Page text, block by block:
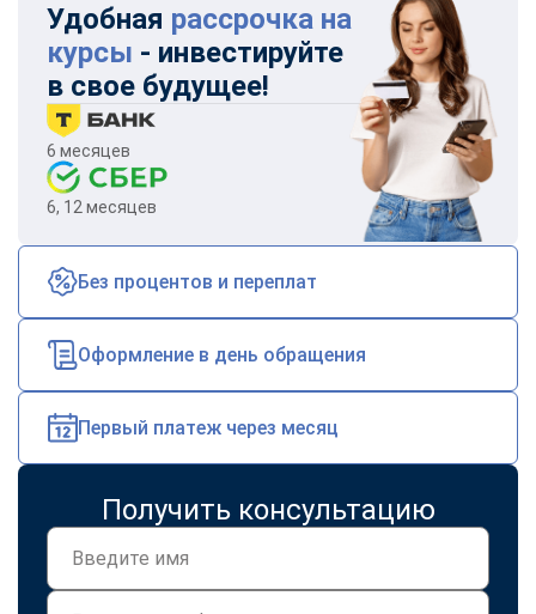
Удобная рассрочка на
курсы - инвестируйте
в свое будущее!
6 месяцев
6, 12 месяцев
Без процентов и переплат
Оформление в день обращения
Первый платеж через месяц
Получить консультацию